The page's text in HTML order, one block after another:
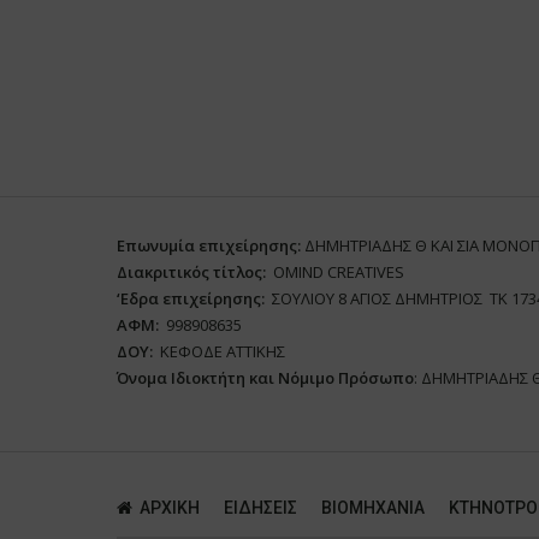
Επωνυμία επιχείρησης: ΔΗΜΗΤΡΙΑΔΗΣ Θ ΚΑΙ ΣΙΑ
Διακριτικός τίτλος: ΟΜΙΝD CREATIVES
‘Eδρα επιχείρησης: ΣΟΥΛΙΟΥ 8 ΑΓΙΟΣ ΔΗΜΗΤΡΙΟΣ ΤΚ
ΑΦΜ: 998908635
ΔΟΥ: ΚΕΦΟΔΕ ΑΤΤΙΚΗΣ
Όνομα Ιδιοκτήτη και Νόμιμο Πρόσωπο: ΔΗΜΗΤΡΙΑΔΗΣ
ΑΡΧΙΚΗ ΕΙΔΗΣΕΙΣ ΒΙΟΜΗΧΑΝΙΑ